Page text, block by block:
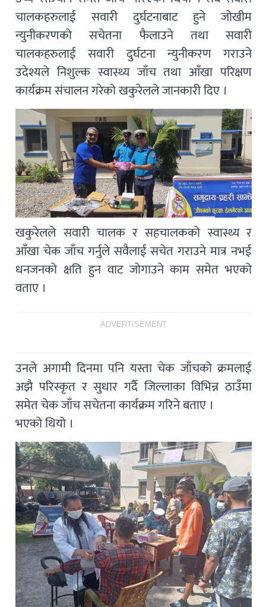
चालकहरुलाई सवारी दुर्घटनाबाट हुने जोखीम
न्युनीकरणको सचेतना फैलाउने तथा सवारी
चालकहरुलाई सवारी दुर्घटना न्युनीकरण गराउने
उदेश्यले निशुल्क स्वास्थ्य जाँच तथा आँखा परिक्षण
कार्यक्रम संचालन गरेको खकुरेलले जानकारी दिए ।
खकुरेलले सवारी चालक र सहचालकको स्वास्थ्य र
आँखा चेक जाँच गर्नुले सवैलाई सचेत गराउने मात्र नभई
धनजनको क्षति हुन वाट जोगाउने काम समेत भएको
वताए ।
ADVERTISEMENT
उनले अगामी दिनमा पनि यस्ता चेक जाँचको क्रमलाई
अझै परिस्कृत र सुधार गर्दै जिल्लाका विभिन्न ठाउँमा
समेत चेक जाँच सचेतना कार्यक्रम गरिने बताए ।
भएको थियो ।